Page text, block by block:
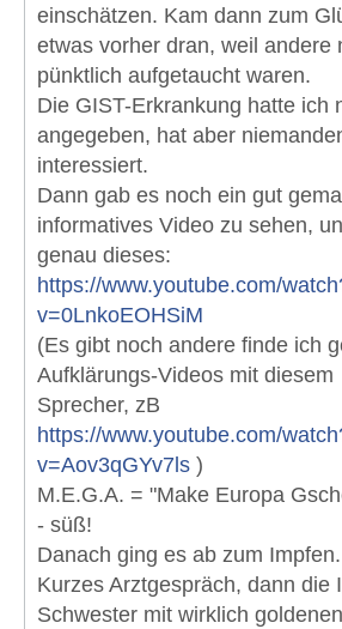
einschätzen. Kam dann zum
etwas vorher dran, weil andere
pünktlich aufgetaucht waren.
Die GIST-Erkrankung hatte ich
angegeben, hat aber
interessiert.
Dann gab es noch ein gut
informatives Video zu sehen,
genau dieses:
https://www.youtube.com/
v=0LnkoEOHSiM
(Es gibt noch andere finde ich
Aufklärungs-Videos mit diesem
Sprecher, zB
https://www.youtube.com/
v=Aov3qGYv7ls )
M.E.G.A. = "Make Europa
- süß!
Danach ging es ab zum Impfen.
Kurzes Arztgespräch, dann die
Schwester mit wirklich